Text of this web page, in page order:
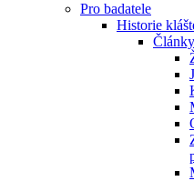
Pro badatele
Historie